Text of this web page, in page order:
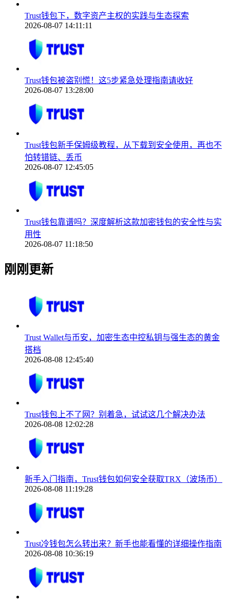
Trust钱包下，数字资产主权的实践与生态探索
2026-08-07 14:11:11
Trust钱包被盗别慌！这5步紧急处理指南请收好
2026-08-07 13:28:00
Trust钱包新手保姆级教程，从下载到安全使用，再也不
怕转错链、丢币
2026-08-07 12:45:05
Trust钱包靠谱吗？深度解析这款加密钱包的安全性与实
用性
2026-08-07 11:18:50
刚刚更新
Trust Wallet与币安，加密生态中控私钥与强生态的黄金
搭档
2026-08-08 12:45:40
Trust钱包上不了网？别着急，试试这几个解决办法
2026-08-08 12:02:28
新手入门指南，Trust钱包如何安全获取TRX（波场币）
2026-08-08 11:19:28
Trust冷钱包怎么转出来？新手也能看懂的详细操作指南
2026-08-08 10:36:19